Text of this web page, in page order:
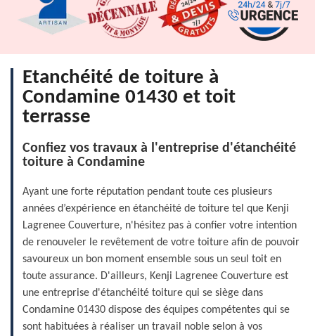
Etanchéité de toiture à
Condamine 01430 et toit
terrasse
Confiez vos travaux à l'entreprise d'étanchéité
toiture à Condamine
Ayant une forte réputation pendant toute ces plusieurs
années d’expérience en étanchéité de toiture tel que Kenji
Lagrenee Couverture, n'hésitez pas à confier votre intention
de renouveler le revêtement de votre toiture afin de pouvoir
savoureux un bon moment ensemble sous un seul toit en
toute assurance. D'ailleurs, Kenji Lagrenee Couverture est
une entreprise d'étanchéité toiture qui se siège dans
Condamine 01430 dispose des équipes compétentes qui se
sont habituées à réaliser un travail noble selon à vos